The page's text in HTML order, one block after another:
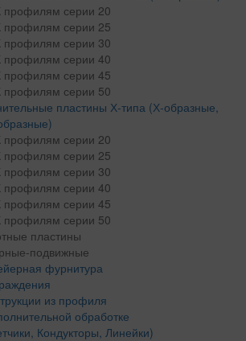
профилям серии 20
профилям серии 25
профилям серии 30
профилям серии 40
профилям серии 45
профилям серии 50
пластины Х-типа (Х-образные,
профилям серии 20
профилям серии 25
профилям серии 30
профилям серии 40
профилям серии 45
профилям серии 50
пластины
подвижные
фурнитура
из профиля
обработке
Кондукторы, Линейки)